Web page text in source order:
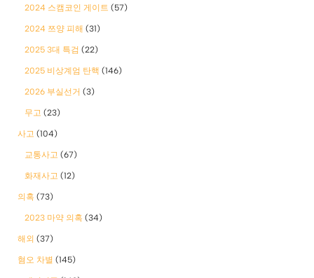
2024 스캠코인 게이트 (57)
2024 쯔양 피해 (31)
2025 3대 특검 (22)
2025 비상계엄 탄핵 (146)
2026 부실선거 (3)
무고 (23)
사고 (104)
교통사고 (67)
화재사고 (12)
의혹 (73)
2023 마약 의혹 (34)
해외 (37)
혐오 차별 (145)